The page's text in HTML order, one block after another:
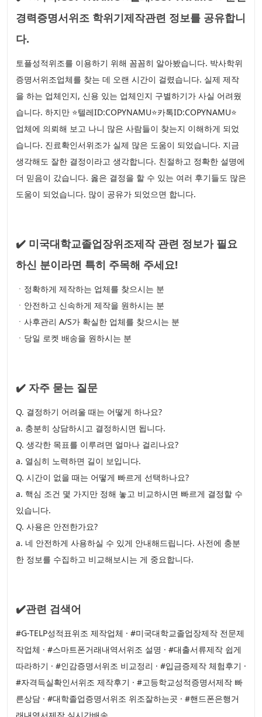
경력증명서위조 학위기제작관련 정보를 공유합니
다.
토플성적위조를 이용하기 위해 꼼꼼히 알아봤습니다. 박사학위
증명서위조업체를 찾는 데 오랜 시간이 걸렸습니다. 실제 제작
을 하는 업체인지, 신용 있는 업체인지 구별하기가 사실 어려웠
습니다. 하지만 ⭐텔레ID:COPYNAMU⭐카톡ID:COPYNAMU⭐
업체에 의뢰해 보고 나니 많은 사람들이 찾는지 이해하게 되었
습니다. 진료확인서위조가 실제 많은 도움이 되었습니다. 지금
생각해도 잘한 결정이라고 생각합니다. 친절하고 정확한 설명에
더 믿음이 갔습니다. 옳은 결정을 할 수 있는 여러 후기들도 많은
도움이 되었습니다. 많이 공유가 되었으면 합니다.
✔️ 미국대학교졸업장위조제작 관련 정보가 필요
하신 분이라면 특히 주목해 주세요!
ㆍ정확하게 제작하는 업체를 찾으시는 분
ㆍ안전하고 신속하게 제작을 원하시는 분
ㆍ사후관리 A/S가 확실한 업체를 찾으시는 분
ㆍ당일 로켓 배송을 원하시는 분
✔️ 자주 묻는 질문
Q. 결정하기 어려울 때는 어떻게 하나요?
a. 충분히 상담하시고 결정하시면 됩니다.
Q. 생각한 목표를 이루려면 얼마나 걸리나요?
a. 열심히 노력하면 길이 보입니다.
Q. 시간이 없을 때는 어떻게 빠르게 선택하나요?
a. 핵심 조건 몇 가지만 정해 놓고 비교하시면 빠르게 결정할 수
있습니다.
Q. 사용은 안전한가요?
a. 네 안전하게 사용하실 수 있게 안내해드립니다. 사전에 충분
한 정보를 수집하고 비교해보시는 게 중요합니다.
✔️관련 검색어
#G-TELP성적표위조 제작업체 · #미국대학교졸업장제작 전문제
작업체 · #스마트폰거래내역서위조 설명 · #대출서류제작 쉽게
따라하기 · #인감증명서위조 비교정리 · #입금증제작 체험후기 ·
#자격득실확인서위조 제작후기 · #고등학교성적증명서제작 빠
른상담 · #대학졸업증명서위조 위조잘하는곳 · #핸드폰은행거